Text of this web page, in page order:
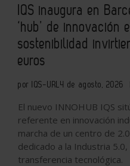
IQS inaugura en
‘hub’ de innovación
sostenibilidad
euros
por IQS-URL 4 de agosto, 2026
El nuevo INNOHUB IQS
referente en innovación
marcha de un centro de
dedicado a la Industria
transferencia tecnológica.